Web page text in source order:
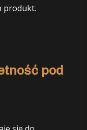
produkt.
pod